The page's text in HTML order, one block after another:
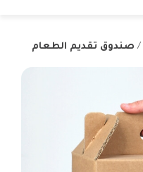
/ صندوق تقديم الطعام